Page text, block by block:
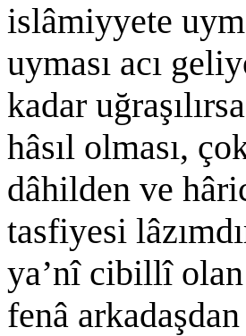
islâmiyyete
uyması acı
kadar
hâsıl olması,
dâhilden ve
tasfiyesi
ya’nî cibillî olan
fenâ